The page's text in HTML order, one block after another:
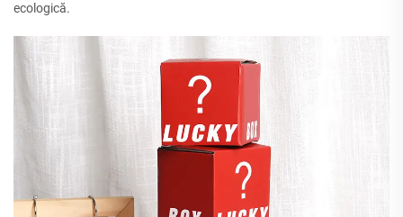
ecologică.